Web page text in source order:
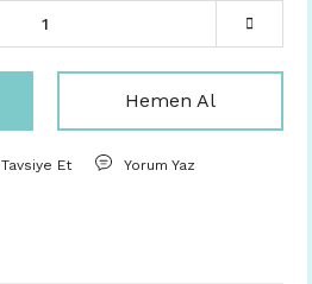
Hemen Al
Tavsiye Et Yorum Yaz